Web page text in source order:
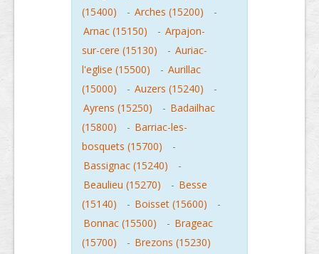
(15400)
- Arches (15200)
-
Arnac (15150)
- Arpajon-
sur-cere (15130)
- Auriac-
l'eglise (15500)
- Aurillac
(15000)
- Auzers (15240)
-
Ayrens (15250)
- Badailhac
(15800)
- Barriac-les-
bosquets (15700)
-
Bassignac (15240)
-
Beaulieu (15270)
- Besse
(15140)
- Boisset (15600)
-
Bonnac (15500)
- Brageac
(15700)
- Brezons (15230)